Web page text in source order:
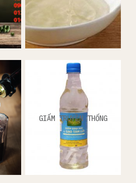
GIẤM TRUYỀN THỐNG